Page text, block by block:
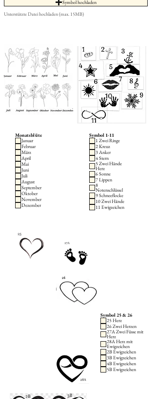
Symbol hochladen
Unterstützte Datei hochladen (max. 15MB)
Monatsblüte
Januar
Februar
März
April
Mai
Juni
Juli
August
September
Oktober
November
Dezember
Symbol 1-11
1 Zwei Ringe
2 Kreuz
3 Anker
4 Stern
5 Zwei Hände
Herz
6 Sonne
7 Lippen
8
Notenschlüssel
9 Schneeflocke
10 Zwei Hände
11 Ewigzeichen
Symbol 25 & 26
25 Herz
26 Zwei Herzen
27A Zwei Füsse mit
Herz
28A Herz mit
Ewigzeichen
2B Ewigzeichen
3B Ewigzeichen
4B Ewigzeichen
5B Ewigzeichen